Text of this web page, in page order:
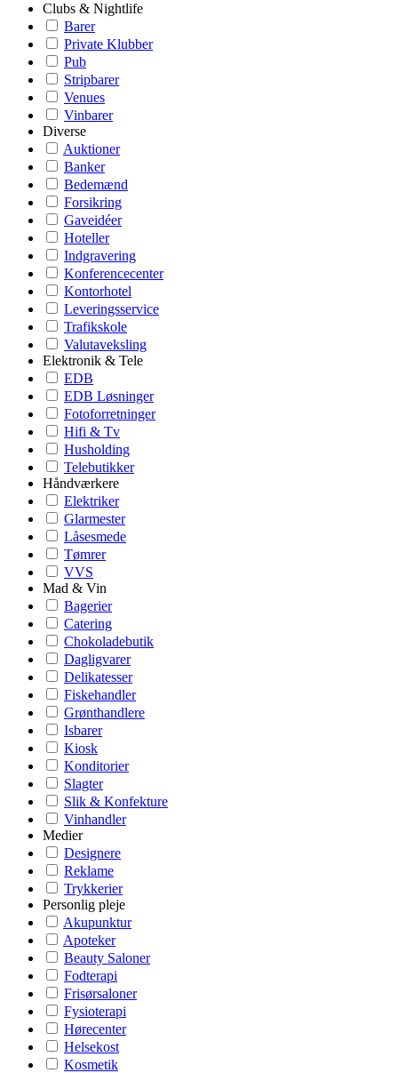
Clubs & Nightlife
Barer
Private Klubber
Pub
Stripbarer
Venues
Vinbarer
Diverse
Auktioner
Banker
Bedemænd
Forsikring
Gaveidéer
Hoteller
Indgravering
Konferencecenter
Kontorhotel
Leveringsservice
Trafikskole
Valutaveksling
Elektronik & Tele
EDB
EDB Løsninger
Fotoforretninger
Hifi & Tv
Husholding
Telebutikker
Håndværkere
Elektriker
Glarmester
Låsesmede
Tømrer
VVS
Mad & Vin
Bagerier
Catering
Chokoladebutik
Dagligvarer
Delikatesser
Fiskehandler
Grønthandlere
Isbarer
Kiosk
Konditorier
Slagter
Slik & Konfekture
Vinhandler
Medier
Designere
Reklame
Trykkerier
Personlig pleje
Akupunktur
Apoteker
Beauty Saloner
Fodterapi
Frisørsaloner
Fysioterapi
Hørecenter
Helsekost
Kosmetik